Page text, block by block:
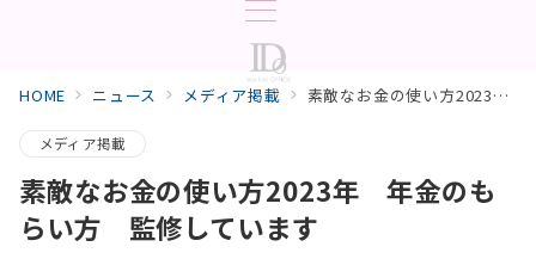
HOME ニュース メディア掲載 素敵なお金の使い方2023年 年金のもらい方 監修しています
メディア掲載
素敵なお金の使い方2023年 年金のも
らい方 監修しています